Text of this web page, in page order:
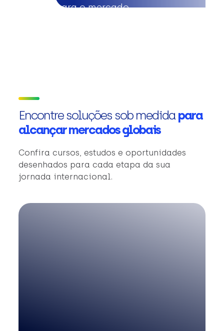
para o mercado
Encontre soluções sob medidapara
alcançar mercados globais
Confira cursos, estudos e oportunidades
desenhados para cada etapa da sua
jornada internacional.